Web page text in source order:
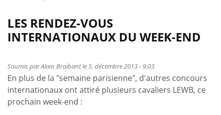
de
Philippe
Le
victorieux
à
Paris
LES RENDEZ-VOUS
INTERNATIONAUX DU WEEK-END
Soumis parAlain Braibantle 5. décembre 2013 - 9:03
En plus de la "semaine parisienne", d'autres concours
internationaux ont attiré plusieurs cavaliers LEWB, ce
prochain week-end :